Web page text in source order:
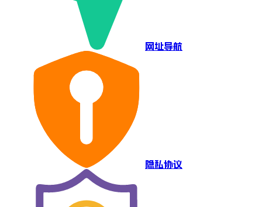
网址导航
隐私协议